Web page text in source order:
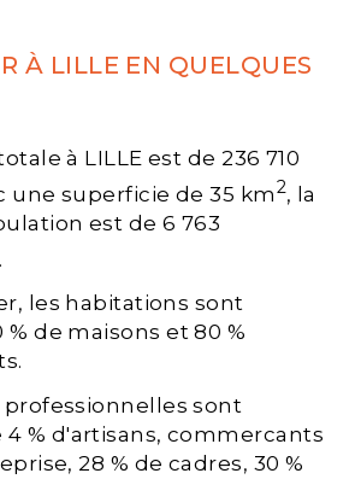
À LILLE EN QUELQUES
à LILLE est de 236 710
une superficie de 35 km2, la
est de 6 763
.
les habitations sont
de maisons et 80 %
professionnelles sont
% d'artisans, commercants
28 % de cadres, 30 %